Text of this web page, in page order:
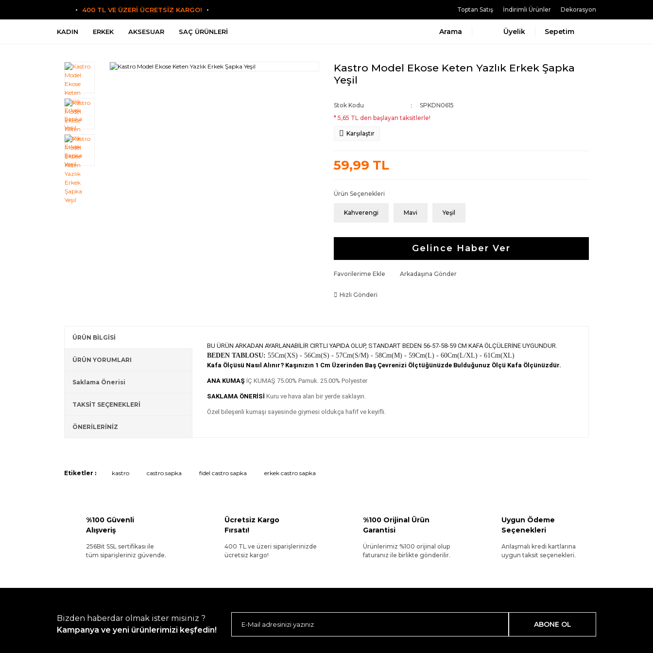
400 TL VE ÜZERİ ÜCRETSİZ KARGO! Toptan Satış İndirimli Ürünler Dekorasyon
KADIN ERKEK AKSESUAR SAÇ ÜRÜNLERI Arama Üyelik Sepetim
Kastro Model Ekose Keten Yazlık Erkek Şapka
Yeşil
Stok Kodu
SPKDN0615
* 5,65 TL den başlayan taksitlerle!
Karşılaştır
59,99 TL
Ürün Seçenekleri
Kahverengi Mavi Yeşil
Gelince Haber Ver
Favorilerime Ekle Arkadaşına Gönder
Hızlı Gönderi
ÜRÜN BİLGİSİ
ÜRÜN YORUMLARI
Saklama Önerisi
TAKSİT SEÇENEKLERİ
ÖNERİLERİNİZ
BU ÜRÜN ARKADAN AYARLANABİLİR CIRTLI YAPIDA OLUP, STANDART BEDEN 56-57-58-59 CM KAFA ÖLÇÜLERİNE UYGUNDUR.
BEDEN TABLOSU: 55Cm(XS) - 56Cm(S) - 57Cm(S/M) - 58Cm(M) - 59Cm(L) - 60Cm(L/XL) - 61Cm(XL)
Kafa Ölçüsü Nasıl Alınır? Kaşınızın 1 Cm Üzerinden Baş Çevrenizi Ölçtüğünüzde Bulduğunuz Ölçü Kafa Ölçünüzdür.
ANA KUMAŞ İÇ KUMAŞ 75.00% Pamuk. 25.00% Polyester
SAKLAMA ÖNERİSİ Kuru ve hava alan bir yerde saklayın.
Özel bileşenli kumaşı sayesinde giymesi oldukça hafif ve keyifli.
Etiketler : kastro castro sapka fidel castro sapka erkek castro sapka
%100 Güvenli
Alışveriş
256Bit SSL sertifikası ile
tüm siparişleriniz güvende.
Ücretsiz Kargo
Fırsatı!
400 TL ve üzeri siparişlerinizde
ücretsiz kargo!
%100 Orijinal Ürün
Garantisi
Ürünlerimiz %100 orijinal olup
faturanız ile birlikte gönderilir.
Uygun Ödeme
Seçenekleri
Anlaşmalı kredi kartlarına
uygun taksit seçenekleri.
Bizden haberdar olmak ister misiniz ?
Kampanya ve yeni ürünlerimizi keşfedin!
ABONE OL